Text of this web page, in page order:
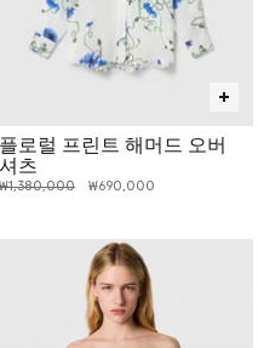
플로럴 프린트 해머드 오버
셔츠
인하 전 가격:
₩1,380,000인하된 가격:
₩690,000